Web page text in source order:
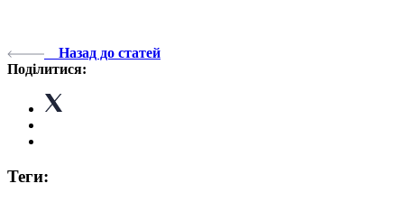
Назад до статей
Поділитися:
Теги: